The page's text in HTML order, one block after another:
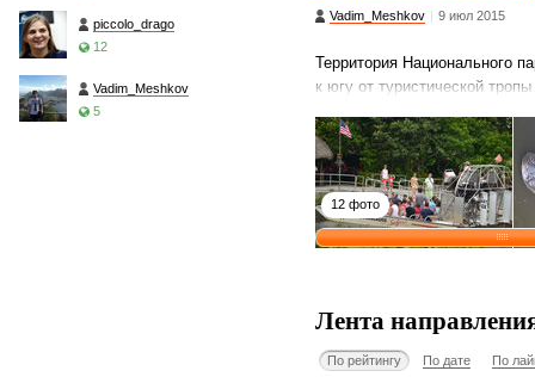
piccolo_drago
12
Vadim_Meshkov
5
Vadim_Meshkov | 9 июл 2015
Территория Национального
к югу от туристической
12 фото
Лента
По рейтингу По дате По